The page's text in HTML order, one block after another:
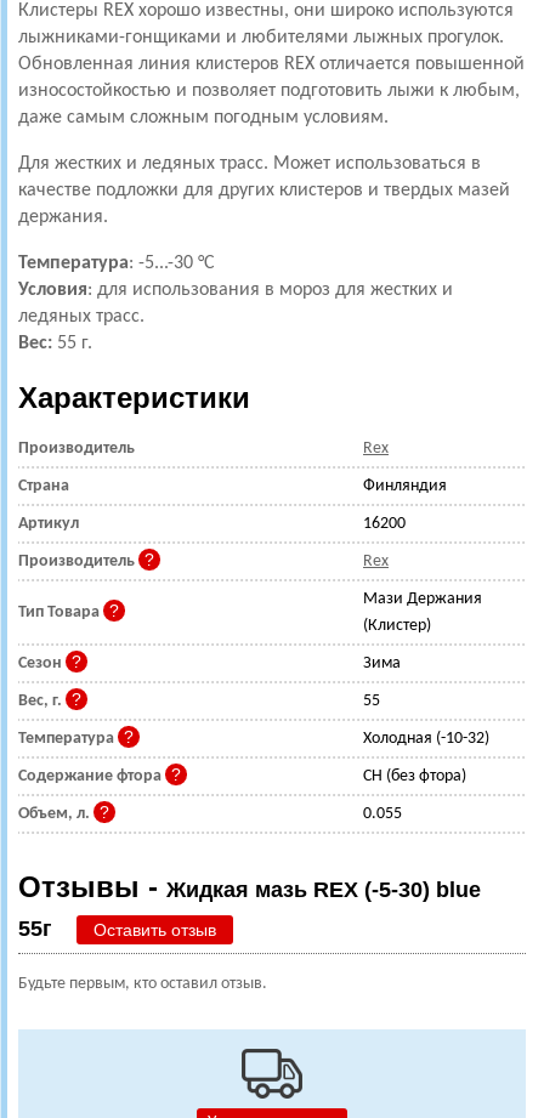
Клистеры REX хорошо известны, они широко используются
лыжниками-гонщиками и любителями лыжных прогулок.
Обновленная линия клистеров REX отличается повышенной
износостойкостью и позволяет подготовить лыжи к любым,
даже самым сложным погодным условиям.
Для жестких и ледяных трасс. Может использоваться в
качестве подложки для других клистеров и твердых мазей
держания.
Температура: -5...-30 °С
Условия: для использования в мороз для жестких и
ледяных трасс.
Вес: 55 г.
Характеристики
Производитель Rex
Страна Финляндия
Артикул 16200
Производитель Rex
Тип Товара
Мази Держания
(Клистер)
Сезон Зима
Вес, г. 55
Температура Холодная (-10-32)
Содержание фтора CH (без фтора)
Объем, л. 0.055
Отзывы - Жидкая мазь REX (-5-30) blue
55г
Оставить отзыв
Будьте первым, кто оставил отзыв.